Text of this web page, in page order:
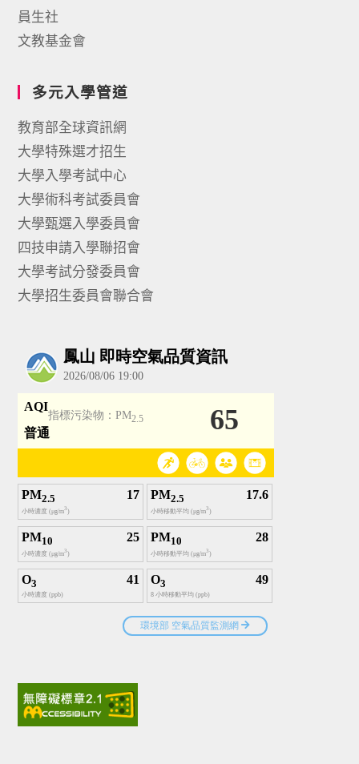
員生社
文教基金會
多元入學管道
教育部全球資訊網
大學特殊選才招生
大學入學考試中心
大學術科考試委員會
大學甄選入學委員會
四技申請入學聯招會
大學考試分發委員會
大學招生委員會聯合會